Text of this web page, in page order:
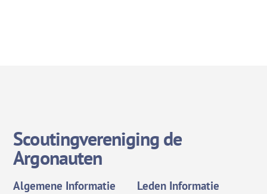
Scoutingvereniging de
Argonauten
Algemene Informatie Leden Informatie